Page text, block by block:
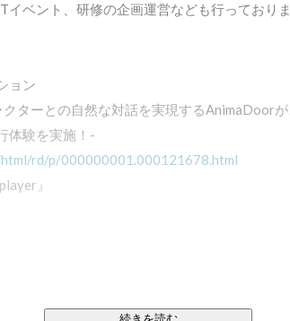
ベント、研修の企画運営なども行っておりま
ョン
ターとの自然な対話を実現するAnimaDoor
rd/p/000000001.000121678.html